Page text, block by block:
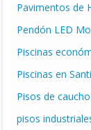
Pavimentos de
Pendón LED
Piscinas
Piscinas en
Pisos de caucho
pisos